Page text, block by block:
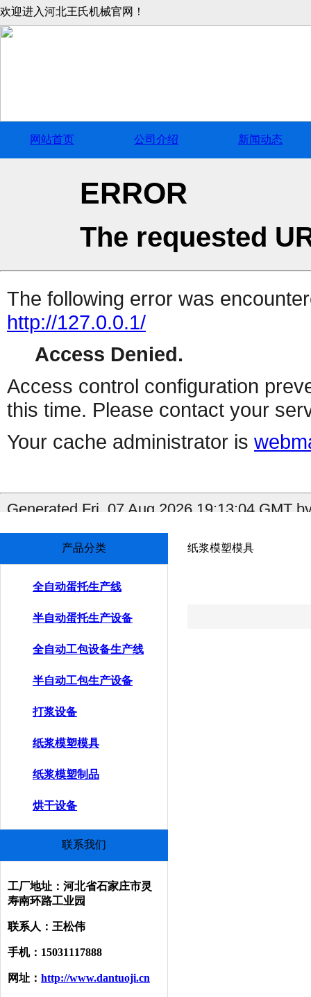
欢迎进入河北王氏机械官网！
网站首页 公司介绍 新闻动态
产品分类
全自动蛋托生产线
半自动蛋托生产设备
全自动工包设备生产线
半自动工包生产设备
打浆设备
纸浆模塑模具
纸浆模塑制品
烘干设备
联系我们
工厂地址：河北省石家庄市灵
寿南环路工业园
联系人：王松伟
手机：15031117888
网址： http://www.dantuoji.cn
纸浆模塑模具